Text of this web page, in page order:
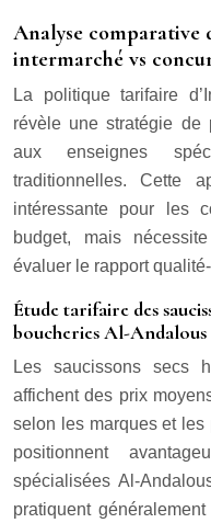
Analyse comparative
intermarché vs
La politique tarifaire
révèle une stratégie de
aux enseignes
traditionnelles. Cette
intéressante pour les
budget, mais
évaluer le rapport
Étude tarifaire des
boucheries Al-
Les saucissons secs
affichent des prix
selon les marques et
positionnent
spécialisées Al-
pratiquent